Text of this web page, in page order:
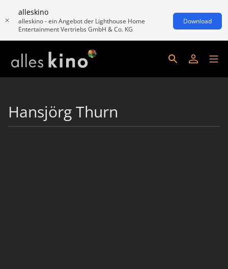
alleskino
alleskino - ein Angebot der Lighthouse Home
Entertainment Vertriebs GmbH & Co. KG
Download
Hansjörg Thurn